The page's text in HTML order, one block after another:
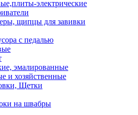
электрические
щипцы для завивки
с педалью
эмалированные
и хозяйственные
Щетки
на швабры